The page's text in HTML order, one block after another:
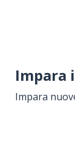
Impara
Impara